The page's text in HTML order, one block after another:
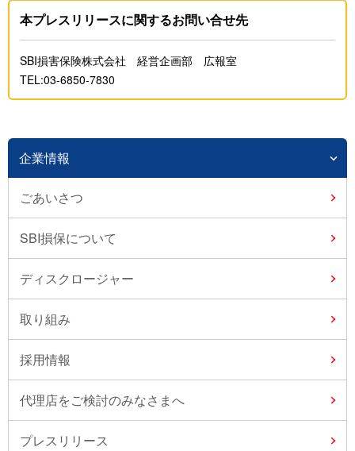
本プレスリリースに関するお問い合せ先
SBI損害保険株式会社 経営企画部 広報室
TEL:03-6850-7830
企業情報
ごあいさつ
SBI損保について
ディスクロージャー
取り組み
採用情報
代理店をご検討のみなさまへ
プレスリリース